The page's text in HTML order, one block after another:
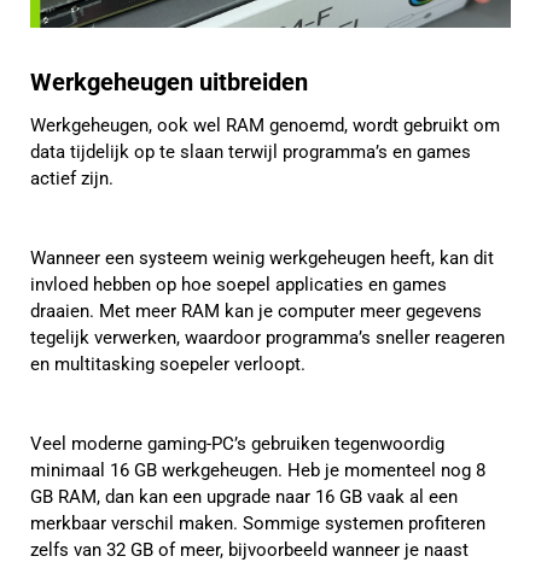
Werkgeheugen uitbreiden
Werkgeheugen, ook wel RAM genoemd, wordt gebruikt om
data tijdelijk op te slaan terwijl programma’s en games
actief zijn.
Wanneer een systeem weinig werkgeheugen heeft, kan dit
invloed hebben op hoe soepel applicaties en games
draaien. Met meer RAM kan je computer meer gegevens
tegelijk verwerken, waardoor programma’s sneller reageren
en multitasking soepeler verloopt.
Veel moderne gaming-PC’s gebruiken tegenwoordig
minimaal 16 GB werkgeheugen. Heb je momenteel nog 8
GB RAM, dan kan een upgrade naar 16 GB vaak al een
merkbaar verschil maken. Sommige systemen profiteren
zelfs van 32 GB of meer, bijvoorbeeld wanneer je naast